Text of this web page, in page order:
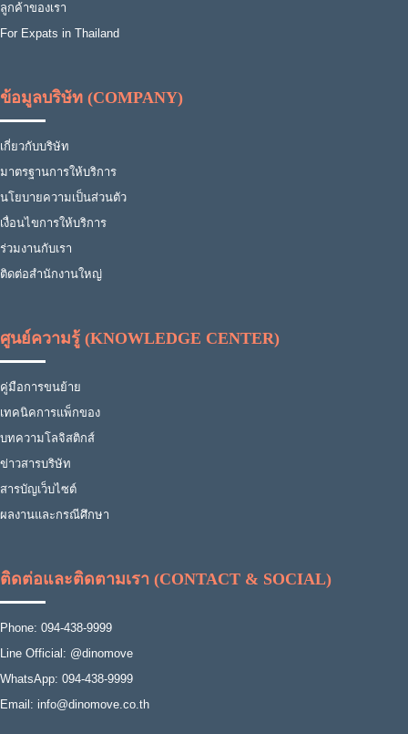
ลูกค้าของเรา
For Expats in Thailand
ข้อมูลบริษัท (COMPANY)
เกี่ยวกับบริษัท
มาตรฐานการให้บริการ
นโยบายความเป็นส่วนตัว
เงื่อนไขการให้บริการ
ร่วมงานกับเรา
ติดต่อสำนักงานใหญ่
ศูนย์ความรู้ (KNOWLEDGE CENTER)
คู่มือการขนย้าย
เทคนิคการแพ็กของ
บทความโลจิสติกส์
ข่าวสารบริษัท
สารบัญเว็บไซต์
ผลงานและกรณีศึกษา
ติดต่อและติดตามเรา (CONTACT & SOCIAL)
Phone: 094-438-9999
Line Official: @dinomove
WhatsApp: 094-438-9999
Email: info@dinomove.co.th